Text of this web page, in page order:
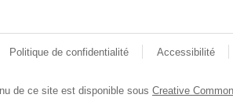
Politique de confidentialité Accessibilité
de ce site est disponible sousCreative